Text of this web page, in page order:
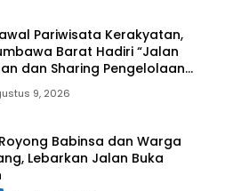
Pariwisata Kerakyatan,
Barat Hadiri “Jalan
dan Sharing Pengelolaan
Bendungan Tiu Suntuk”
9, 2026
Babinsa dan Warga
Lebarkan Jalan Buka